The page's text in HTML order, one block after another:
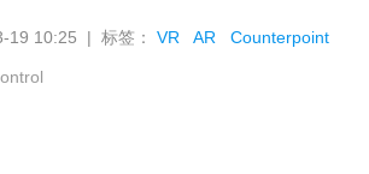
19 10:25 | 标签：VR AR Counterpoint